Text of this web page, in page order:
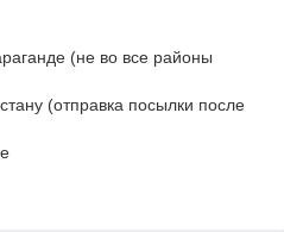
(не во все районы
(отправка посылки после